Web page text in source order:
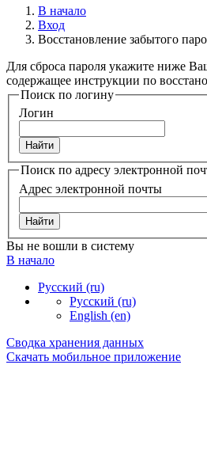
В начало
Вход
Восстановление забытого
Для сброса пароля укажите ниже
содержащее инструкции по
Поиск по логину
Логин
Поиск по адресу электронной
Адрес электронной почты
Вы не вошли в систему
В начало
Русский ‎(ru)‎
Русский ‎(ru)‎
English ‎(en)‎
Сводка хранения данных
Скачать мобильное приложение